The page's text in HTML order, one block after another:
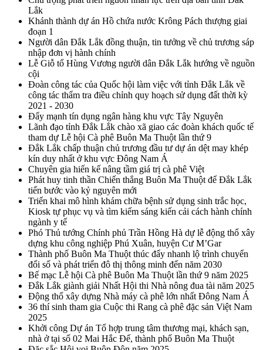
Lắk
Khánh thành dự án Hồ chứa nước Krông Pách thượng giai
đoạn 1
Người dân Đắk Lắk đồng thuận, tin tưởng về chủ trương sáp
nhập đơn vị hành chính
Lễ Giỗ tổ Hùng Vương người dân Đắk Lắk hướng về nguồn
cội
Đoàn công tác của Quốc hội làm việc với tỉnh Đắk Lắk về
công tác thẩm tra điều chỉnh quy hoạch sử dụng đất thời kỳ
2021 - 2030
Đẩy mạnh tín dụng ngân hàng khu vực Tây Nguyên
Lãnh đạo tỉnh Đắk Lắk chào xã giao các đoàn khách quốc tế
tham dự Lễ hội Cà phê Buôn Ma Thuột lần thứ 9
Đắk Lắk chấp thuận chủ trương đầu tư dự án dệt may khép
kín duy nhất ở khu vực Đông Nam Á
Chuyên gia hiến kế nâng tầm giá trị cà phê Việt
Phát huy tinh thần Chiến thắng Buôn Ma Thuột để Đắk Lắk
tiến bước vào kỷ nguyên mới
Triển khai mô hình khám chữa bệnh sử dụng sinh trắc học,
Kiosk tự phục vụ và tìm kiếm sáng kiến cải cách hành chính
ngành y tế
Phó Thủ tướng Chính phủ Trần Hồng Hà dự lễ động thổ xây
dựng khu công nghiệp Phú Xuân, huyện Cư M’Gar
Thành phố Buôn Ma Thuột thúc đẩy nhanh lộ trình chuyển
đổi số và phát triển đô thị thông minh đến năm 2030
Bế mạc Lễ hội Cà phê Buôn Ma Thuột lần thứ 9 năm 2025
Đắk Lắk giành giải Nhất Hội thi Nhà nông đua tài năm 2025
Động thổ xây dựng Nhà máy cà phê lớn nhất Đông Nam Á
36 thí sinh tham gia Cuộc thi Rang cà phê đặc sản Việt Nam
2025
Khởi công Dự án Tổ hợp trung tâm thương mại, khách sạn,
nhà ở tại số 02 Mai Hắc Đế, thành phố Buôn Ma Thuột